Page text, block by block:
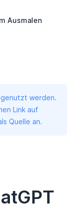
Ausmalen
werden.
Link auf
Quelle an.